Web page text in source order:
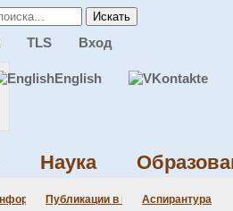
Искать
TLS Вход
English
Состав
Состав
Состав СНМ
Новости
Наука
Публикации в ведущих журналах
Аспирантура
Martin Schröder